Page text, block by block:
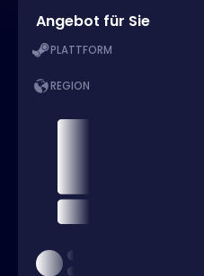
Angebot für Sie
PLATTFORM
REGION